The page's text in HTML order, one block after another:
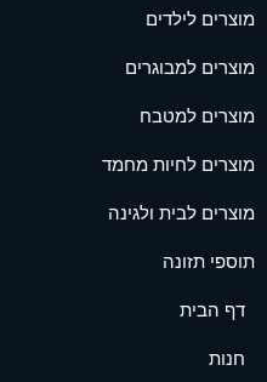
מוצרים לילדים
מוצרים למבוגרים
מוצרים למטבח
מוצרים לחיות מחמד
מוצרים לבית ולגינה
תוספי תזונה
דף הבית
חנות